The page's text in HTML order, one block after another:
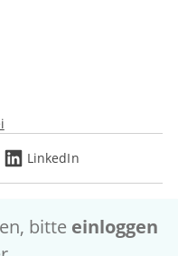
LinkedIn
bitte einloggen